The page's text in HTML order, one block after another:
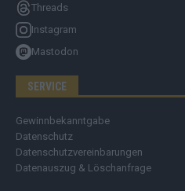
Threads
Instagram
Mastodon
SERVICE
Gewinnbekanntgabe
Datenschutz
Datenschutzvereinbarungen
Datenauszug & Löschanfrage